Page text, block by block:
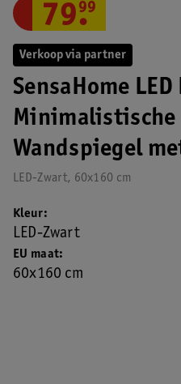
Verkoop via partner
SensaHome
Minimalistische
Wandspiegel
LED-Zwart, 60x160 cm
79.
99
EU maat
60x160 cm
Kleur
LED-Zwart